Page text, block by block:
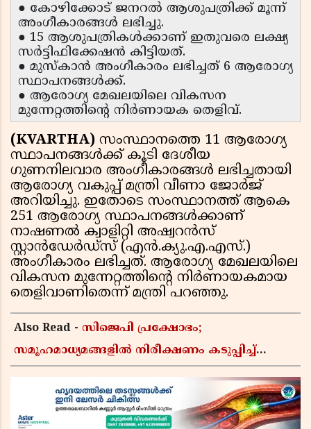
● കോഴിക്കോട് ജനറൽ ആശുപത്രിക്ക് മൂന്ന്
അംഗീകാരങ്ങൾ ലഭിച്ചു.
● 15 ആശുപത്രികൾക്കാണ് ഇതുവരെ ലക്ഷ്യ
സർട്ടിഫിക്കേഷൻ കിട്ടിയത്.
● മുസ്‌കാൻ അംഗീകാരം ലഭിച്ചത് 6 ആരോഗ്യ
സ്ഥാപനങ്ങൾക്ക്.
● ആരോഗ്യ മേഖലയിലെ വികസന
മുന്നേറ്റത്തിന്റെ നിർണായക തെളിവ്.
(KVARTHA) സംസ്ഥാനത്തെ 11 ആരോഗ്യ
സ്ഥാപനങ്ങൾക്ക് കൂടി ദേശീയ
ഗുണനിലവാര അംഗീകാരങ്ങൾ ലഭിച്ചതായി
ആരോഗ്യ വകുപ്പ് മന്ത്രി വീണാ ജോർജ്
അറിയിച്ചു. ഇതോടെ സംസ്ഥാനത്ത് ആകെ
251 ആരോഗ്യ സ്ഥാപനങ്ങൾക്കാണ്
നാഷണൽ ക്വാളിറ്റി അഷ്വറൻസ്
സ്റ്റാൻഡേർഡ്‌സ് (എൻ.ക്യു.എ.എസ്.)
അംഗീകാരം ലഭിച്ചത്. ആരോഗ്യ മേഖലയിലെ
വികസന മുന്നേറ്റത്തിന്റെ നിർണായകമായ
തെളിവാണിതെന്ന് മന്ത്രി പറഞ്ഞു.
Also Read - സിജെപി പ്രക്ഷോഭം;
സമൂഹമാധ്യമങ്ങളിൽ നിരീക്ഷണം കടുപ്പിച്ച്